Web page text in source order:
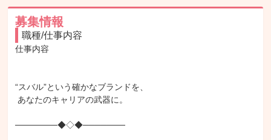
MOS Word上級
2級自動車整備士
準中型自動車第一種運転免許
販売
営業 接客 自動車/輸送機械
ルート営業
クロージング
アップセル 提案書作成
募集情報
職種/仕事内容
仕事内容
“スバル”という確かなブランドを、
───────◆◇◆───────